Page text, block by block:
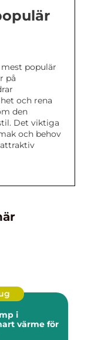
populär
på
och rena
den
Det viktiga
och behov
i
värme för